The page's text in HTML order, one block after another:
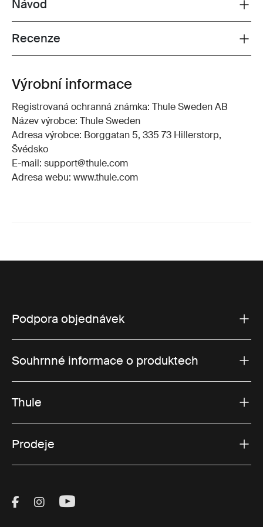
Toggle guides and instructions
Návod
Toggle overview
Recenze
Výrobní informace
Registrovaná ochranná známka: Thule Sweden AB
Název výrobce: Thule Sweden
Adresa výrobce: Borggatan 5, 335 73 Hillerstorp,
Švédsko
E-mail: support@thule.com
Adresa webu: www.thule.com
Podpora objednávek
Souhrnné informace o produktech
Thule
Prodeje
Visit Thule on Facebook (external link)
Visit Thule on Instagram (external link)
Visit Thule on Youtube (external